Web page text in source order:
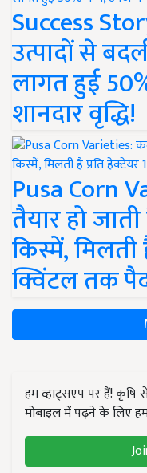
Success
उत्पादों से
लागत हुई
शानदार वृद्धि!
Pusa Corn
तैयार हो
किस्में, मिलती
क्विंटल तक
हम व्हाट्सएप पर हैं!
मोबाइल में पढ़ने के लिए